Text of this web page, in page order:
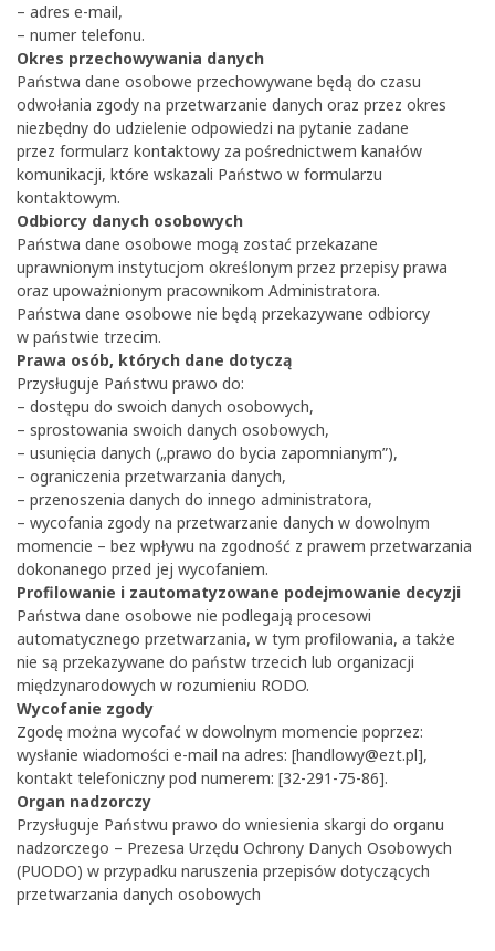
– adres e-mail,
– numer telefonu.
Okres przechowywania danych
Państwa dane osobowe przechowywane będą do czasu
odwołania zgody na przetwarzanie danych oraz przez okres
niezbędny do udzielenie odpowiedzi na pytanie zadane
przez formularz kontaktowy za pośrednictwem kanałów
komunikacji, które wskazali Państwo w formularzu
kontaktowym.
Odbiorcy danych osobowych
Państwa dane osobowe mogą zostać przekazane
uprawnionym instytucjom określonym przez przepisy prawa
oraz upoważnionym pracownikom Administratora.
Państwa dane osobowe nie będą przekazywane odbiorcy
w państwie trzecim.
Prawa osób, których dane dotyczą
Przysługuje Państwu prawo do:
– dostępu do swoich danych osobowych,
– sprostowania swoich danych osobowych,
– usunięcia danych („prawo do bycia zapomnianym”),
– ograniczenia przetwarzania danych,
– przenoszenia danych do innego administratora,
– wycofania zgody na przetwarzanie danych w dowolnym
momencie – bez wpływu na zgodność z prawem przetwarzania
dokonanego przed jej wycofaniem.
Profilowanie i zautomatyzowane podejmowanie decyzji
Państwa dane osobowe nie podlegają procesowi
automatycznego przetwarzania, w tym profilowania, a także
nie są przekazywane do państw trzecich lub organizacji
międzynarodowych w rozumieniu RODO.
Wycofanie zgody
Zgodę można wycofać w dowolnym momencie poprzez:
wysłanie wiadomości e-mail na adres: [handlowy@ezt.pl],
kontakt telefoniczny pod numerem: [32-291-75-86].
Organ nadzorczy
Przysługuje Państwu prawo do wniesienia skargi do organu
nadzorczego – Prezesa Urzędu Ochrony Danych Osobowych
(PUODO) w przypadku naruszenia przepisów dotyczących
przetwarzania danych osobowych